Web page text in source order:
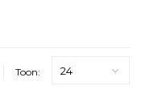
Toon: 24